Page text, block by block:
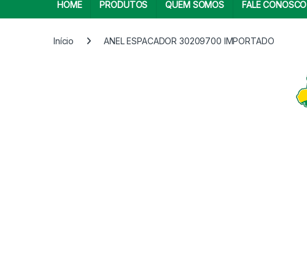
HOME PRODUTOS QUEM SOMOS FALE CONOSCO
Início ANEL ESPACADOR 30209700 IMPORTADO